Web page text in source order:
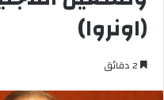
(اونروا)